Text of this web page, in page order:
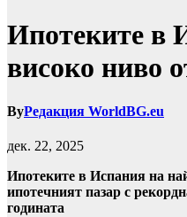
Ипотеките в
високо ниво
ByРедакция WorldBG.eu
дек. 22, 2025
Ипотеките в Испания на
ипотечният пазар с
годината